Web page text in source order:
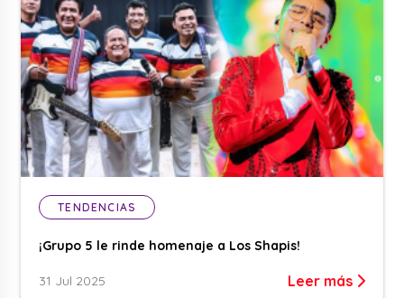
TENDENCIAS
¡Grupo 5 le rinde homenaje a Los Shapis!
31 Jul 2025 Leer más